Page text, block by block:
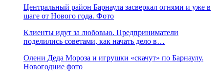
Центральный район Барнаула засверкал огнями и уже в
шаге от Нового года. Фото
Клиенты идут за любовью. Предприниматели
поделились советами, как начать дело в…
Олени Деда Мороза и игрушки «скачут» по Барнаулу.
Новогодние фото